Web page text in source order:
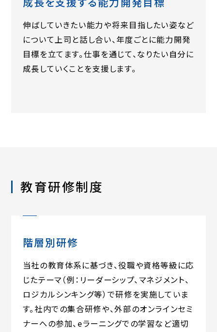
伸ばしていきたい能力や将来目指したい姿など
について上司と話し合い、年度ごとに能力開発
目標を立てます。仕事を通じて、なりたい自分に
成長していくことを支援します。
教育研修制度
階層別研修
当社の教育体系に基づき、役職や資格等級に応
じたテーマ（例：リーダーシップ、マネジメント、
ロジカルシンキング等）で研修を実施していま
す。社内での集合研修や、外部のオンラインセミ
ナーへの参加、eラーニングでの学習など適切